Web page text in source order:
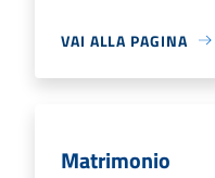
VAI ALLA PAGINA
Matrimonio